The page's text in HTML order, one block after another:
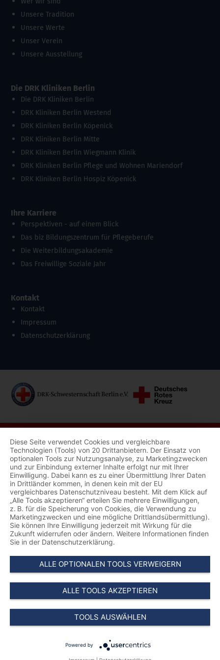
Unsere Tradition
Unsere Werte
Unser Verein
Unsere Ausstellung
Die DRK Kliniken Berlin
Die DRK Kliniken Berlin
DRK Kliniken Berlin Westend
DRK Kliniken Berlin Köpenick
DRK Kliniken Berlin Mitte
DRK Kliniken Berlin Wiegmann Klinik
DRK Kliniken Berlin Pflege und Wohnen Mariendorf
DRK Kliniken Berlin Hospiz Köpenick
Ihre Karriere
Perspektiven - auf einem Blick
Das biz Bildungszentrum für Pflegeberufe
Die Weiterbildungsakademie
Das Freiwillige Soziale Jahr
Kontakt
Kontakt
Impressum
Datenschutzerklärung
Diese Seite verwendet Cookies und vergleichbare
Technologien (Tools) von 20 Drittanbietern. Der Einsatz von
optionalen Tools zur Nutzungsanalyse, zu Marketingzwecken
und zur Einbindung externer Inhalte erfolgt nur mit Ihrer
Einwilligung. Dabei kann es zu einer Übermittlung Ihrer Daten
in Drittländer kommen, in denen kein mit der EU
vergleichbares Datenschutzniveau besteht. Mit dem Klick auf
„Alle Tools akzeptieren“ erteilen Sie mehrere Einwilligungen,
z. B. für die Speicherung von Cookies, die Verwendung zu
Marketingzwecken und eine mögliche Drittlandsübermittlung).
Sie können Ihre Einwilligung jederzeit mit Wirkung für die
Zukunft widerrufen oder ändern. Weitere Informationen finden
Sie in der Datenschutzerklärung.
ALLE OPTIONALEN TOOLS VERWEIGERN
ALLE TOOLS AKZEPTIEREN
TOOLS AUSWÄHLEN
Powered by